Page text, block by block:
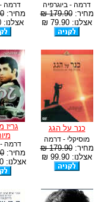
דרמה - ביוגרפיה
מחיר:179.90 ₪
אצלנו: 79.90 ₪
דרמה
מחיר:
אצלנו: 79.90 ₪
כנר על הגג
מוסיקלי - דרמה
מחיר:179.90 ₪
אצלנו: 99.90 ₪
גריז
דרמה -
מחיר:
אצלנו: 129.90 ₪